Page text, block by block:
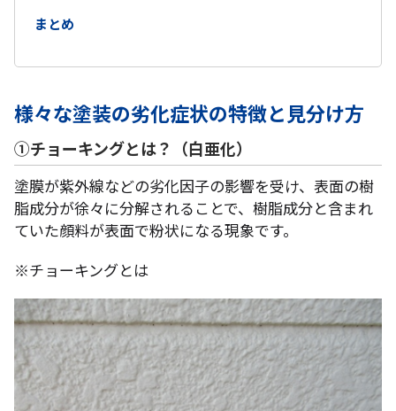
まとめ
様々な塗装の劣化症状の特徴と見分け方
①チョーキングとは？（白亜化）
塗膜が紫外線などの劣化因子の影響を受け、表面の樹
脂成分が徐々に分解されることで、樹脂成分と含まれ
ていた顔料が表面で粉状になる現象です。
※チョーキングとは